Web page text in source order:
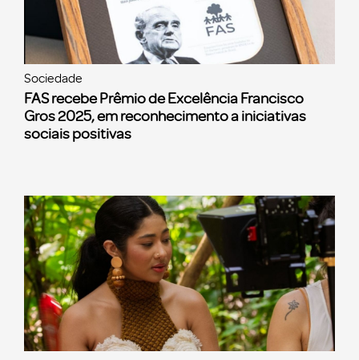
Sociedade
FAS recebe Prêmio de Excelência Francisco
Gros 2025, em reconhecimento a iniciativas
sociais positivas